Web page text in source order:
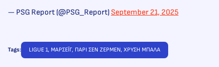
— PSG Report (@PSG_Report)September 21, 2025
Tags: LIGUE 1, ΜΑΡΣΕΪΓ, ΠΑΡΙ ΣΕΝ ΖΕΡΜΕΝ, ΧΡΥΣΗ ΜΠΑΛΑ